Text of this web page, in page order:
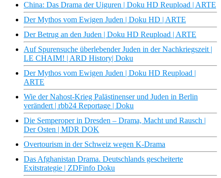
China: Das Drama der Uiguren | Doku HD Reupload | ARTE
Der Mythos vom Ewigen Juden | Doku HD | ARTE
Der Betrug an den Juden | Doku HD Reupload | ARTE
Auf Spurensuche überlebender Juden in der Nachkriegszeit |
LE CHAIM! | ARD History| Doku
Der Mythos vom Ewigen Juden | Doku HD Reupload |
ARTE
Wie der Nahost-Krieg Palästinenser und Juden in Berlin
verändert | rbb24 Reportage | Doku
Die Semperoper in Dresden – Drama, Macht und Rausch |
Der Osten | MDR DOK
Overtourism in der Schweiz wegen K-Drama
Das Afghanistan Drama. Deutschlands gescheiterte
Exitstrategie | ZDFinfo Doku